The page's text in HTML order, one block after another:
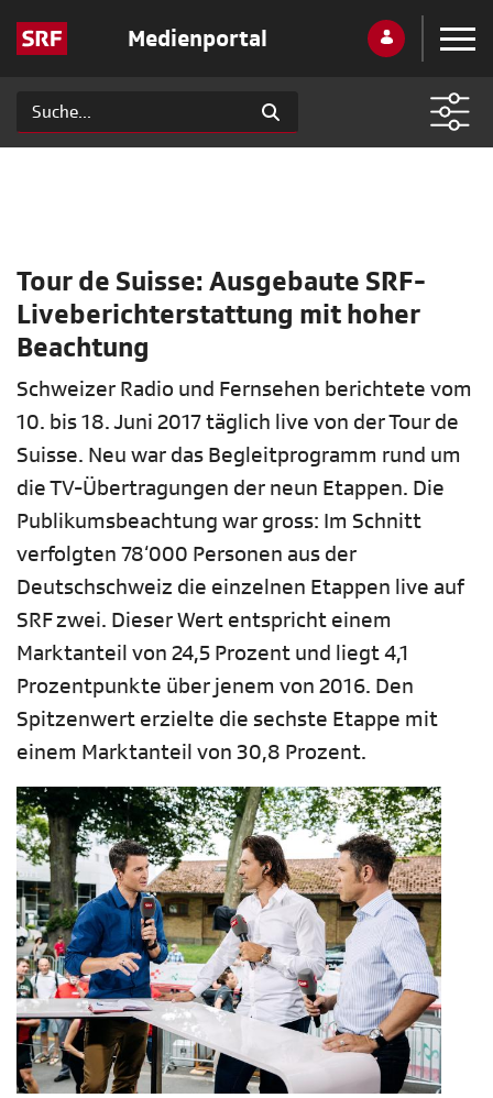
Medienportal
Tour de Suisse: Ausgebaute SRF-
Liveberichterstattung mit hoher
Beachtung
Schweizer Radio und Fernsehen berichtete vom
10. bis 18. Juni 2017 täglich live von der Tour de
Suisse. Neu war das Begleitprogramm rund um
die TV-Übertragungen der neun Etappen. Die
Publikumsbeachtung war gross: Im Schnitt
verfolgten 78‘000 Personen aus der
Deutschschweiz die einzelnen Etappen live auf
SRF zwei. Dieser Wert entspricht einem
Marktanteil von 24,5 Prozent und liegt 4,1
Prozentpunkte über jenem von 2016. Den
Spitzenwert erzielte die sechste Etappe mit
einem Marktanteil von 30,8 Prozent.